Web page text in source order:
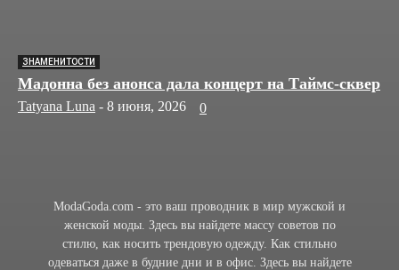
ЗНАМЕНИТОСТИ
Мадонна без анонса дала концерт на Таймс-сквер
Tatyana Luna - 8 июня, 2026 0
ModaGoda.com - это ваш проводник в мир мужской и
женской моды. Здесь вы найдете массу советов по
стилю, как носить трендовую одежду. Как стильно
одеваться даже в будние дни и в офис. Здесь вы найдете